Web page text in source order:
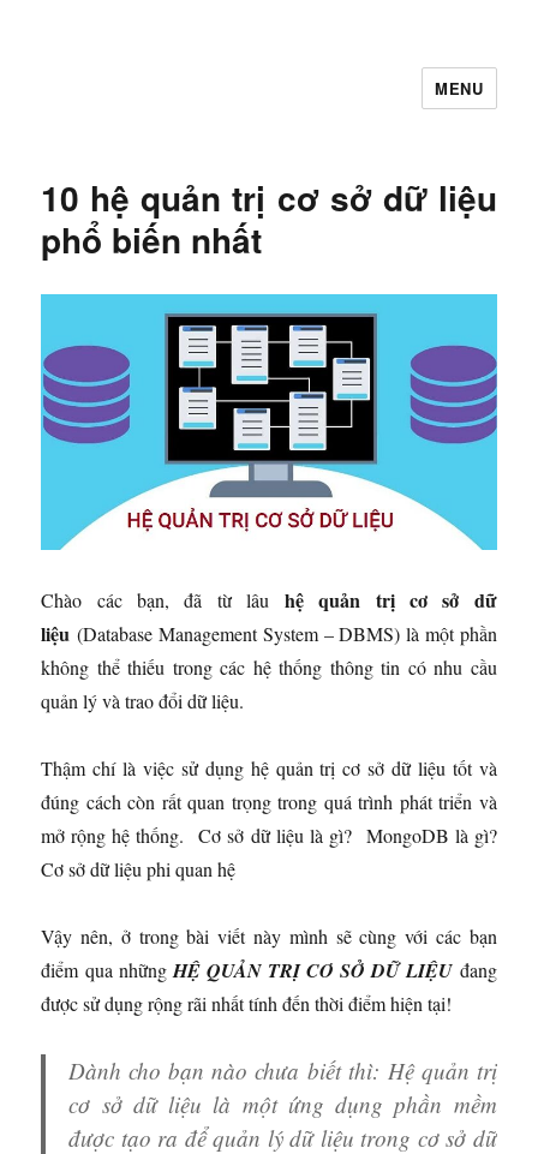
MENU
10 hệ quản trị cơ sở dữ liệu
phổ biến nhất
Chào các bạn, đã từ lâuhệ quản trị cơ sở dữ
liệu (Database Management System – DBMS) là một phần
không thể thiếu trong các hệ thống thông tin có nhu cầu
quản lý và trao đổi dữ liệu.
Thậm chí là việc sử dụng hệ quản trị cơ sở dữ liệu tốt và
đúng cách còn rất quan trọng trong quá trình phát triển và
mở rộng hệ thống. Cơ sở dữ liệu là gì? MongoDB là gì?
Cơ sở dữ liệu phi quan hệ
Vậy nên, ở trong bài viết này mình sẽ cùng với các bạn
điểm qua những HỆ QUẢN TRỊ CƠ SỞ DỮ LIỆU đang
được sử dụng rộng rãi nhất tính đến thời điểm hiện tại!
Dành cho bạn nào chưa biết thì: Hệ quản trị
cơ sở dữ liệu là một ứng dụng phần mềm
được tạo ra để quản lý dữ liệu trong cơ sở dữ